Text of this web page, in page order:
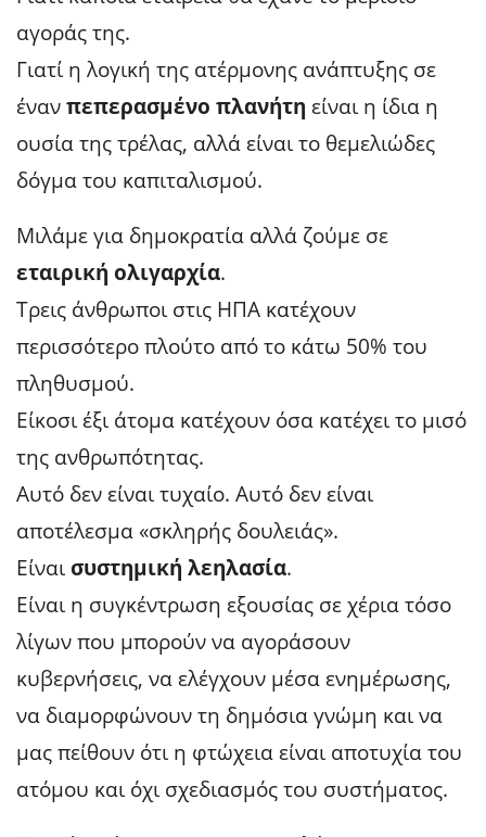
αγοράς της.
Γιατί η λογική της ατέρμονης ανάπτυξης σε
ένανπεπερασμένο πλανήτη είναι η ίδια η
ουσία της τρέλας, αλλά είναι το θεμελιώδες
δόγμα του καπιταλισμού.
Μιλάμε για δημοκρατία αλλά ζούμε σε
εταιρική ολιγαρχία.
Τρεις άνθρωποι στις ΗΠΑ κατέχουν
περισσότερο πλούτο από το κάτω 50% του
πληθυσμού.
Είκοσι έξι άτομα κατέχουν όσα κατέχει το μισό
της ανθρωπότητας.
Αυτό δεν είναι τυχαίο. Αυτό δεν είναι
αποτέλεσμα «σκληρής δουλειάς».
Είναισυστημική λεηλασία.
Είναι η συγκέντρωση εξουσίας σε χέρια τόσο
λίγων που μπορούν να αγοράσουν
κυβερνήσεις, να ελέγχουν μέσα ενημέρωσης,
να διαμορφώνουν τη δημόσια γνώμη και να
μας πείθουν ότι η φτώχεια είναι αποτυχία του
ατόμου και όχι σχεδιασμός του συστήματος.